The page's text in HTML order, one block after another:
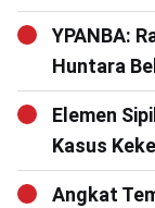
YPANBA:
Huntara
Elemen
Kasus
Angkat